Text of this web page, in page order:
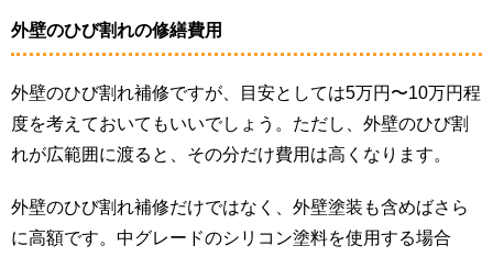
外壁のひび割れの修繕費用
外壁のひび割れ補修ですが、目安としては5万円〜10万円程
度を考えておいてもいいでしょう。ただし、外壁のひび割
れが広範囲に渡ると、その分だけ費用は高くなります。
外壁のひび割れ補修だけではなく、外壁塗装も含めばさら
に高額です。中グレードのシリコン塗料を使用する場合